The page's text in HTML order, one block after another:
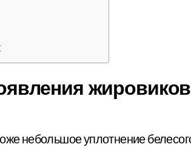
жировиков
небольшое уплотнение